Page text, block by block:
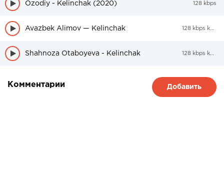
Ozodiy - Kelinchak (2020) 128 kbps
Avazbek Alimov — Kelinchak 128 kbps kbps
Shahnoza Otaboyeva - Kelinchak 128 kbps kbps
Комментарии Добавить